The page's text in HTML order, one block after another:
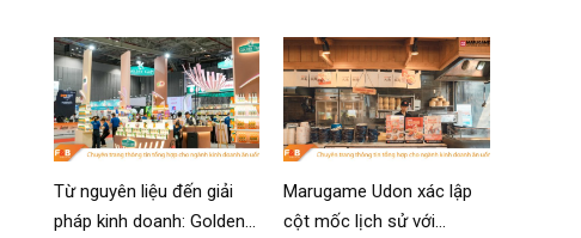
Từ nguyên liệu đến giải
pháp kinh doanh: Golden...
Marugame Udon xác lập
cột mốc lịch sử với...